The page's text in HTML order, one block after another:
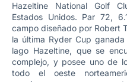
Hazeltine National Golf
Estados Unidos. Par 72,
campo diseñado por Robert
la última Ryder Cup
lago Hazeltine, que se
complejo, y posee uno de
todo el oeste